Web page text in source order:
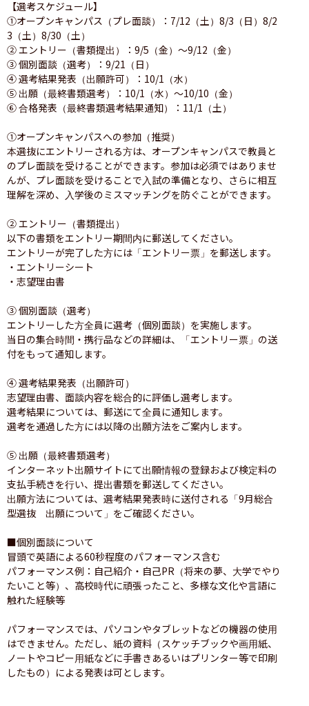
【選考スケジュール】
①オープンキャンパス（プレ面談）：7/12（土）8/3（日）8/2
3（土）8/30（土）
② エントリー（書類提出）：9/5（金）〜9/12（金）
③ 個別面談（選考）：9/21（日）
④ 選考結果発表（出願許可）：10/1（水）
⑤ 出願（最終書類選考）：10/1（水）〜10/10（金）
⑥ 合格発表（最終書類選考結果通知）：11/1（土）
①オープンキャンパスへの参加（推奨）
本選抜にエントリーされる方は、オープンキャンパスで教員と
のプレ面談を受けることができます。参加は必須ではありませ
んが、プレ面談を受けることで入試の準備となり、さらに相互
理解を深め、入学後のミスマッチングを防ぐことができます。
② エントリー（書類提出）
以下の書類をエントリー期間内に郵送してください。
エントリーが完了した方には「エントリー票」を郵送します。
・エントリーシート
・志望理由書
③ 個別面談（選考）
エントリーした方全員に選考（個別面談）を実施します。
当日の集合時間・携行品などの詳細は、「エントリー票」の送
付をもって通知します。
④ 選考結果発表（出願許可）
志望理由書、面談内容を総合的に評価し選考します。
選考結果については、郵送にて全員に通知します。
選考を通過した方には以降の出願方法をご案内します。
⑤ 出願（最終書類選考）
インターネット出願サイトにて出願情報の登録および検定料の
支払手続きを行い、提出書類を郵送してください。
出願方法については、選考結果発表時に送付される「9月総合
型選抜　出願について」をご確認ください。
■個別面談について
冒頭で英語による60秒程度のパフォーマンス含む
パフォーマンス例：自己紹介・自己PR（将来の夢、大学でやり
たいこと等）、高校時代に頑張ったこと、多様な文化や言語に
触れた経験等
パフォーマンスでは、パソコンやタブレットなどの機器の使用
はできません。ただし、紙の資料（スケッチブックや画用紙、
ノートやコピー用紙などに手書きあるいはプリンター等で印刷
したもの）による発表は可とします。